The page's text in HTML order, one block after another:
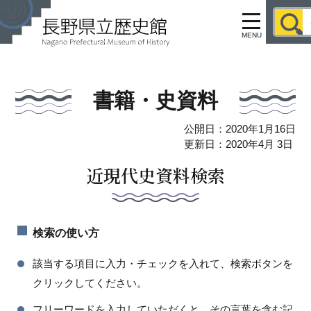
MENU
書籍・史資料
公開日：2020年1月16日
更新日：2020年4月 3日
近現代史資料検索
検索の使い方
該当する項目に入力・チェックを入れて、検索ボタンを
クリックしてください。